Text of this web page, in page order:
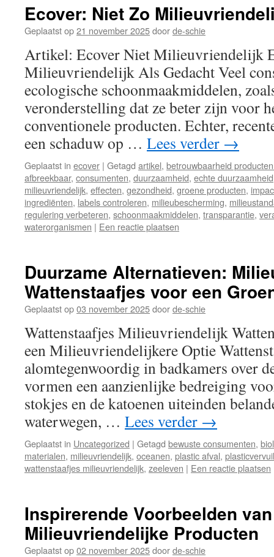
Ecover: Niet Zo
Geplaatst op21 november 2025doorde-schie
Artikel: Ecover Niet Milieuvriendelijk
Milieuvriendelijk Als Gedacht Veel
ecologische schoonmaakmiddelen,
veronderstelling dat ze beter zijn voor
conventionele producten. Echter,
een schaduw op … Lees verder →
Geplaatst in ecover | Getagd artikel, betrouwbaarheid
afbreekbaar, consumenten, duurzaamheid, echte duurzaamheid
milieuvriendelijk, effecten, gezondheid, groene producten,
ingrediënten, labels controleren, milieubescherming,
regulering verbeteren, schoonmaakmiddelen, transparantie,
waterorganismen | Een reactie plaatsen
Duurzame Alternatieven:
Wattenstaafjes voor een
Geplaatst op03 november 2025doorde-schie
Wattenstaafjes Milieuvriendelijk
een Milieuvriendelijkere Optie
alomtegenwoordig in badkamers over
vormen een aanzienlijke bedreiging
stokjes en de katoenen uiteinden
waterwegen, … Lees verder →
Geplaatst in Uncategorized | Getagd bewuste consumenten,
materialen, milieuvriendelijk, oceanen, plastic afval,
wattenstaafjes milieuvriendelijk, zeeleven | Een reactie plaatsen
Inspirerende Voorbeelden van
Milieuvriendelijke Producten
Geplaatst op02 november 2025doorde-schie